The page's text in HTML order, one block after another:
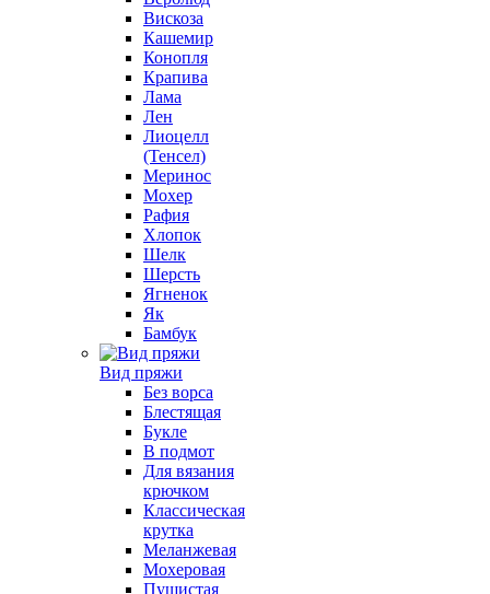
Вискоза
Кашемир
Конопля
Крапива
Лама
Лен
Лиоцелл
(Тенсел)
Меринос
Мохер
Рафия
Хлопок
Шелк
Шерсть
Ягненок
Як
Бамбук
Вид пряжи
Без ворса
Блестящая
Букле
В подмот
Для вязания
крючком
Классическая
крутка
Меланжевая
Мохеровая
Пушистая